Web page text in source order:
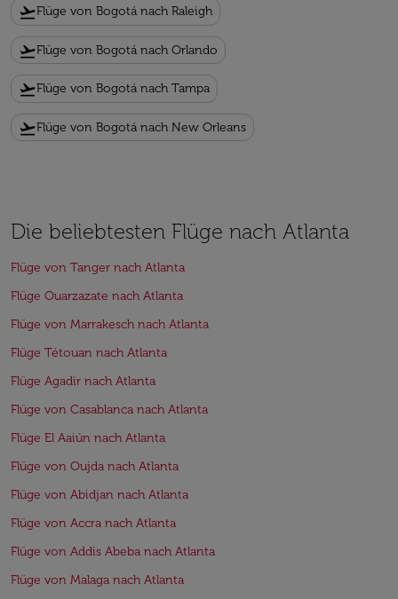
flight_takeoffFlüge von Bogotá nach Raleigh
flight_takeoffFlüge von Bogotá nach Orlando
flight_takeoffFlüge von Bogotá nach Tampa
flight_takeoffFlüge von Bogotá nach New Orleans
Die beliebtesten Flüge nach Atlanta
Flüge von Tanger nach Atlanta
Flüge Ouarzazate nach Atlanta
Flüge von Marrakesch nach Atlanta
Flüge Tétouan nach Atlanta
Flüge Agadir nach Atlanta
Flüge von Casablanca nach Atlanta
Flüge El Aaiún nach Atlanta
Flüge von Oujda nach Atlanta
Flüge von Abidjan nach Atlanta
Flüge von Accra nach Atlanta
Flüge von Addis Abeba nach Atlanta
Flüge von Malaga nach Atlanta